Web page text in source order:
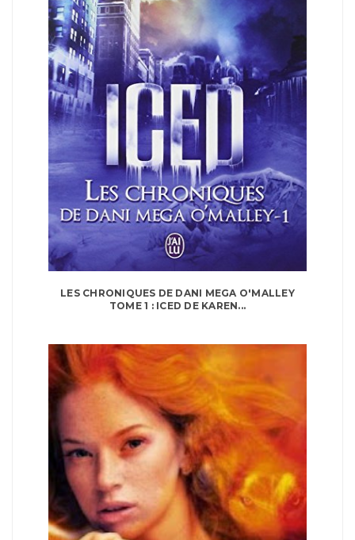
LES CHRONIQUES DE DANI MEGA O'MALLEY
TOME 1 : ICED DE KAREN...